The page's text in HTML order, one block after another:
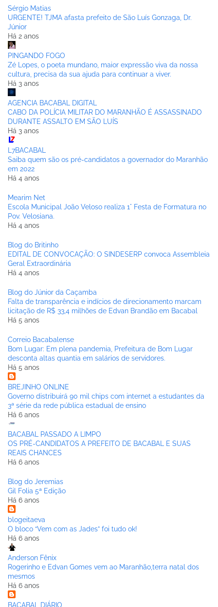
Sérgio Matias
URGENTE! TJMA afasta prefeito de São Luís Gonzaga, Dr.
Júnior
Há 2 anos
PINGANDO FOGO
Zé Lopes, o poeta mundano, maior expressão viva da nossa
cultura, precisa da sua ajuda para continuar a viver.
Há 3 anos
AGENCIA BACABAL DIGITAL
CABO DA POLÍCIA MILITAR DO MARANHÃO É ASSASSINADO
DURANTE ASSALTO EM SÃO LUÍS
Há 3 anos
L7BACABAL
Saiba quem são os pré-candidatos a governador do Maranhão
em 2022
Há 4 anos
Mearim Net
Escola Municipal João Veloso realiza 1° Festa de Formatura no
Pov. Velosiana.
Há 4 anos
Blog do Britinho
EDITAL DE CONVOCAÇÃO: O SINDESERP convoca Assembleia
Geral Extraordinária
Há 4 anos
Blog do Júnior da Caçamba
Falta de transparência e indícios de direcionamento marcam
licitação de R$ 33,4 milhões de Edvan Brandão em Bacabal
Há 5 anos
Correio Bacabalense
Bom Lugar: Em plena pandemia, Prefeitura de Bom Lugar
desconta altas quantia em salários de servidores.
Há 5 anos
BREJINHO ONLINE
Governo distribuirá 90 mil chips com internet a estudantes da
3ª série da rede pública estadual de ensino
Há 6 anos
BACABAL PASSADO A LIMPO
OS PRÉ-CANDIDATOS A PREFEITO DE BACABAL E SUAS
REAIS CHANCES
Há 6 anos
Blog do Jeremias
Gil Folia 5ª Edição
Há 6 anos
blogeitaeva
O bloco “Vem com as Jades” foi tudo ok!
Há 6 anos
Anderson Fênix
Rogerinho e Edvan Gomes vem ao Maranhão,terra natal dos
mesmos
Há 6 anos
BACABAL DIÁRIO